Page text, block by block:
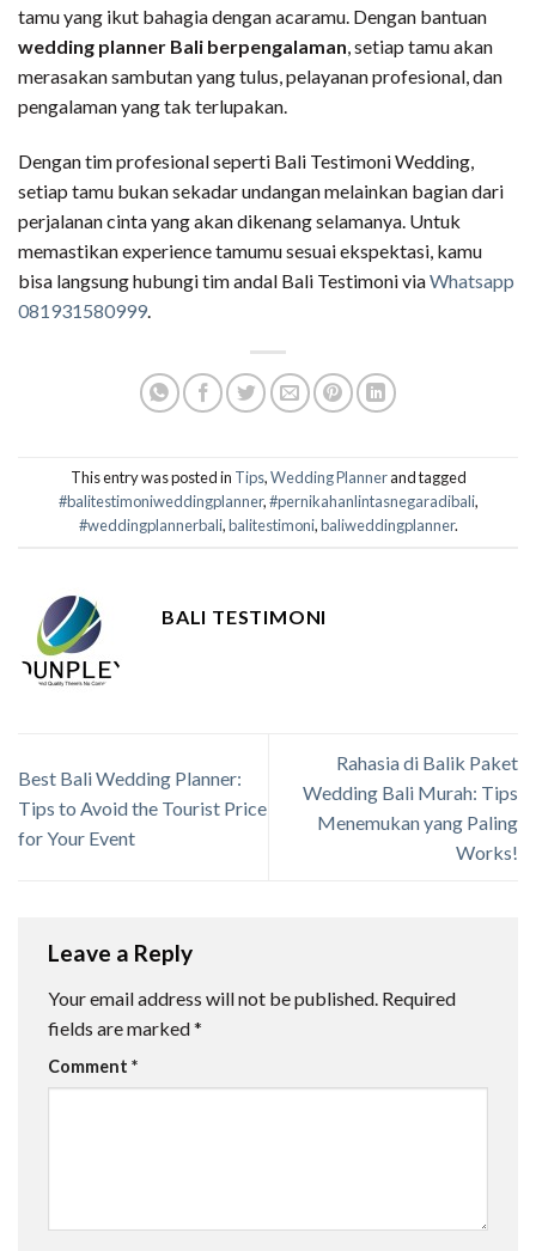
tamu yang ikut bahagia dengan acaramu. Dengan bantuan
wedding planner Bali berpengalaman, setiap tamu akan
merasakan sambutan yang tulus, pelayanan profesional, dan
pengalaman yang tak terlupakan.
Dengan tim profesional seperti Bali Testimoni Wedding,
setiap tamu bukan sekadar undangan melainkan bagian dari
perjalanan cinta yang akan dikenang selamanya. Untuk
memastikan experience tamumu sesuai ekspektasi, kamu
bisa langsung hubungi tim andal Bali Testimoni viaWhatsapp
081931580999.
This entry was posted in Tips,Wedding Plannerand tagged
#balitestimoniweddingplanner,#pernikahanlintasnegaradibali,
#weddingplannerbali,balitestimoni,baliweddingplanner.
BALI TESTIMONI
Best Bali Wedding Planner:
Tips to Avoid the Tourist Price
for Your Event
Rahasia di Balik Paket
Wedding Bali Murah: Tips
Menemukan yang Paling
Works!
Leave a Reply
Your email address will not be published. Required
fields are marked*
Comment *